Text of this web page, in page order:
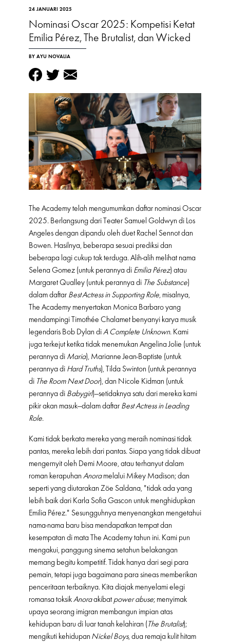
24 JANUARI 2025
Nominasi Oscar 2025: Kompetisi Ketat
Emilia Pérez, The Brutalist, dan Wicked
BY AYU NOVALIA
The Academy telah mengumumkan daftar nominasi Oscar
2025. Berlangsung dari Teater Samuel Goldwyn di Los
Angeles dengan dipandu oleh duet Rachel Sennot dan
Bowen. Hasilnya, beberapa sesuai prediksi dan
beberapa lagi cukup tak terduga. Alih-alih melihat nama
Selena Gomez (untuk perannya di Emilia Pérez) atau
Margaret Qualley (untuk perannya di The Substance)
dalam daftar Best Actress in Supporting Role, misalnya,
The Academy menyertakan Monica Barbaro yang
mendampingi Timothée Chalamet benyanyi karya musik
legendaris Bob Dylan diA Complete Unknown. Kami
juga terkejut ketika tidak menemukan Angelina Jolie (untuk
perannya di Maria), Marianne Jean-Baptiste (untuk
perannya di Hard Truths), Tilda Swinton (untuk perannya
di The Room Next Door), dan Nicole Kidman (untuk
perannya di Babygirl)—setidaknya satu dari mereka kami
pikir akan masuk—dalam daftar Best Actress in Leading
Role.
Kami tidak berkata mereka yang meraih nominasi tidak
pantas, mereka lebih dari pantas. Siapa yang tidak dibuat
mengernyit oleh Demi Moore, atau terhanyut dalam
roman kerapuhan Anoramelalui Mikey Madison; dan
seperti yang diutarakan Zöe Saldana, "tidak ada yang
lebih baik dari Karla Sofia Gascon untuk menghidupkan
Emilia Pérez." Sesungguhnya menyenangkan mengetahui
nama-nama baru bisa mendapatkan tempat dan
kesempatan di mata The Academy tahun ini. Kami pun
mengakui, panggung sinema setahun belakangan
memang begitu kompetitif. Tidak hanya dari segi para
pemain, tetapi juga bagaimana para sineas memberikan
penceritaan terbaiknya. Kita diajak menyelami elegi
romansa toksikAnoraakibatpower abuse; menyimak
upaya seorang imigran membangun impian atas
kehidupan baru di luar tanah kelahiran (The Brutalist);
mengikuti kehidupan Nickel Boys, dua remaja kulit hitam